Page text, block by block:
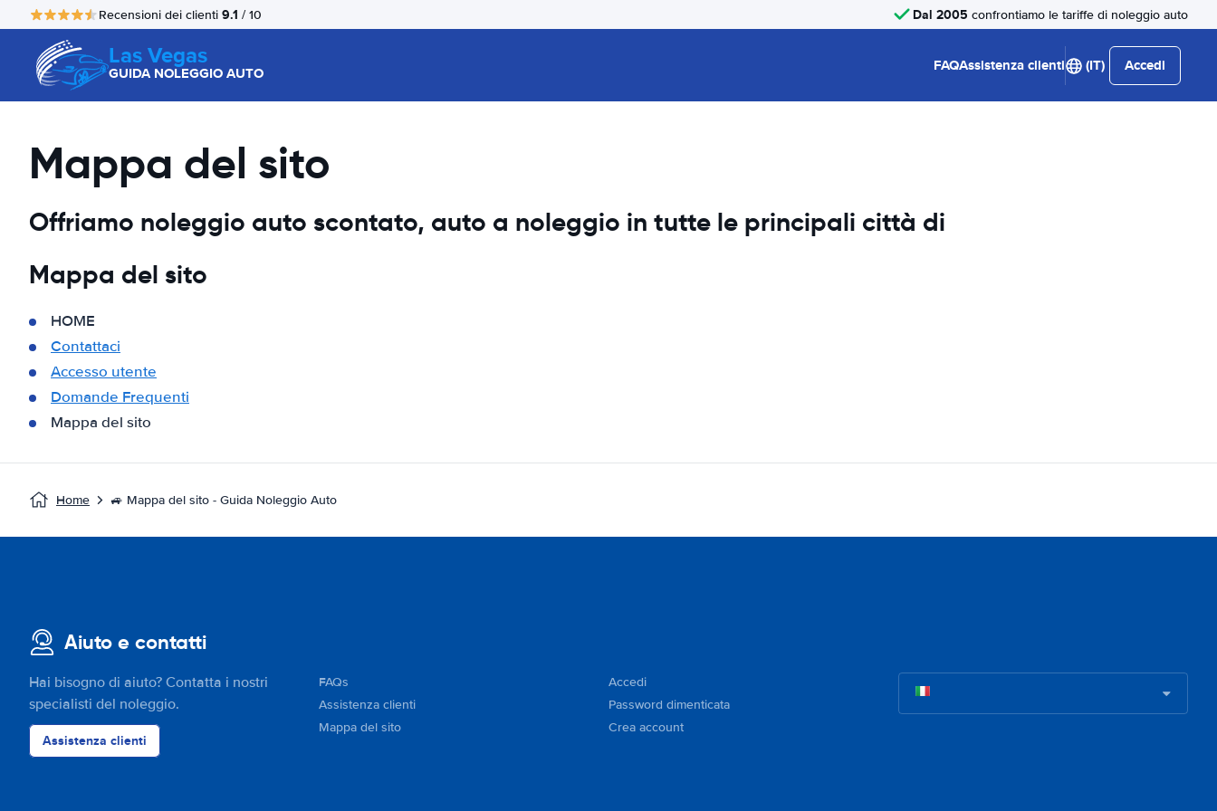
Recensioni dei clienti 9.1 / 10 Dal 2005 confrontiamo le tariffe di noleggio auto
Las Vegas
GUIDA NOLEGGIO AUTO FAQAssistenza clienti (IT) Accedi
Mappa del sito
Offriamo noleggio auto scontato, auto a noleggio in tutte le principali città di
Mappa del sito
HOME
Contattaci
Accesso utente
Domande Frequenti
Mappa del sito
Home 🚙 Mappa del sito - Guida Noleggio Auto
Aiuto e contatti
Hai bisogno di aiuto? Contatta i nostri
specialisti del noleggio.
Assistenza clienti
FAQs
Assistenza clienti
Mappa del sito
Accedi
Password dimenticata
Crea account